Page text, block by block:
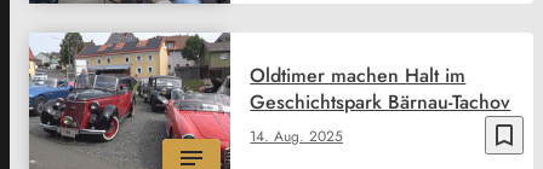
bookmark_border
14. Aug. 2025
Oldtimer machen Halt im
Geschichtspark Bärnau-Tachov